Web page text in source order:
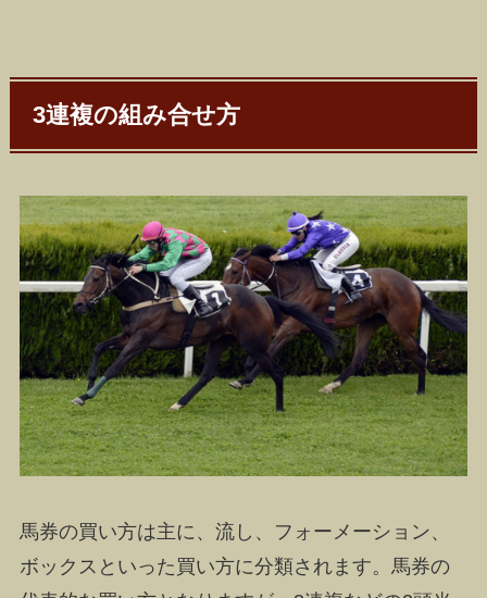
3連複の組み合せ方
馬券の買い方は主に、流し、フォーメーション、
ボックスといった買い方に分類されます。 馬券の